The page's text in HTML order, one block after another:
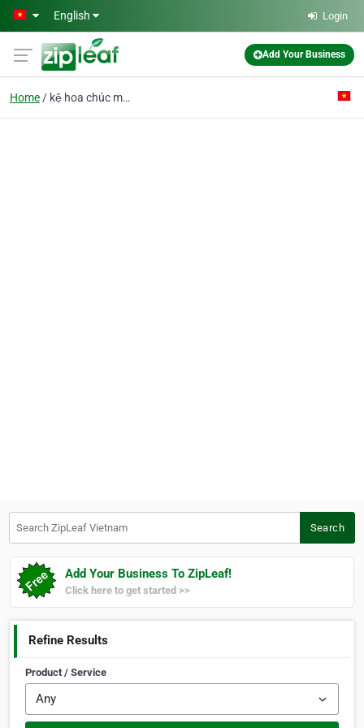
Skip to main content
English Login
Add Your Business
Home kệ hoa chúc mừng
Search
Add Your Business To ZipLeaf!
Click here to get started >>
Refine Results
Product / Service